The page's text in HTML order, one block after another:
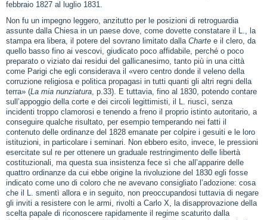
febbraio 1827 al luglio 1831.
Non fu un impegno leggero, anzitutto per le posizioni di retroguardia
assunte dalla Chiesa in un paese dove, come dovette constatare il L., la
stampa era libera, il potere del sovrano limitato dalla Charte e il clero, da
quello basso fino ai vescovi, giudicato poco affidabile, perché o poco
preparato o viziato dai residui del gallicanesimo, tanto più in una città
come Parigi che egli considerava il «vero centro donde il veleno della
corruzione religiosa e politica propagasi in tutti quanti gli altri regni della
terra» (La mia nunziatura, p.33). E tuttavia, fino al 1830, potendo contare
sull’appoggio della corte e dei circoli legittimisti, il L. riuscì, senza
incidenti troppo clamorosi e tenendo a freno il proprio istinto autoritario, a
conseguire qualche risultato, per esempio temperando nei fatti il
contenuto delle ordinanze del 1828 emanate per colpire i gesuiti e le loro
istituzioni, in particolare i seminari. Non ebbero esito, invece, le pressioni
esercitate sul re per ottenere un graduale restringimento delle libertà
costituzionali, ma questa sua insistenza fece sì che all’apparire delle
quattro ordinanze da cui ebbe origine la rivoluzione del 1830 egli fosse
indicato come uno di coloro che ne avevano consigliato l’adozione: cosa
che il L. smentì allora e in seguito, non preoccupandosi tuttavia di negare
gli inviti a resistere con le armi, rivolti a Carlo X, la disapprovazione della
scelta papale di riconoscere rapidamente il regime scaturito dalla